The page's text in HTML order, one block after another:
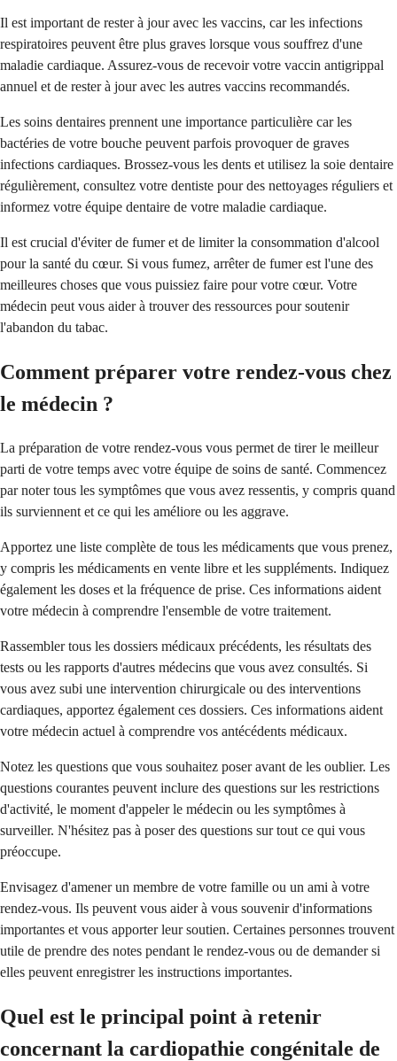
Il est important de rester à jour avec les vaccins, car les infections
respiratoires peuvent être plus graves lorsque vous souffrez d'une
maladie cardiaque. Assurez-vous de recevoir votre vaccin antigrippal
annuel et de rester à jour avec les autres vaccins recommandés.
Les soins dentaires prennent une importance particulière car les
bactéries de votre bouche peuvent parfois provoquer de graves
infections cardiaques. Brossez-vous les dents et utilisez la soie dentaire
régulièrement, consultez votre dentiste pour des nettoyages réguliers et
informez votre équipe dentaire de votre maladie cardiaque.
Il est crucial d'éviter de fumer et de limiter la consommation d'alcool
pour la santé du cœur. Si vous fumez, arrêter de fumer est l'une des
meilleures choses que vous puissiez faire pour votre cœur. Votre
médecin peut vous aider à trouver des ressources pour soutenir
l'abandon du tabac.
Comment préparer votre rendez-vous chez
le médecin ?
La préparation de votre rendez-vous vous permet de tirer le meilleur
parti de votre temps avec votre équipe de soins de santé. Commencez
par noter tous les symptômes que vous avez ressentis, y compris quand
ils surviennent et ce qui les améliore ou les aggrave.
Apportez une liste complète de tous les médicaments que vous prenez,
y compris les médicaments en vente libre et les suppléments. Indiquez
également les doses et la fréquence de prise. Ces informations aident
votre médecin à comprendre l'ensemble de votre traitement.
Rassembler tous les dossiers médicaux précédents, les résultats des
tests ou les rapports d'autres médecins que vous avez consultés. Si
vous avez subi une intervention chirurgicale ou des interventions
cardiaques, apportez également ces dossiers. Ces informations aident
votre médecin actuel à comprendre vos antécédents médicaux.
Notez les questions que vous souhaitez poser avant de les oublier. Les
questions courantes peuvent inclure des questions sur les restrictions
d'activité, le moment d'appeler le médecin ou les symptômes à
surveiller. N'hésitez pas à poser des questions sur tout ce qui vous
préoccupe.
Envisagez d'amener un membre de votre famille ou un ami à votre
rendez-vous. Ils peuvent vous aider à vous souvenir d'informations
importantes et vous apporter leur soutien. Certaines personnes trouvent
utile de prendre des notes pendant le rendez-vous ou de demander si
elles peuvent enregistrer les instructions importantes.
Quel est le principal point à retenir
concernant la cardiopathie congénitale de